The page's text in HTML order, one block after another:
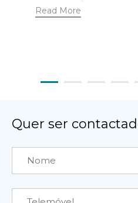
Read More
Quer ser